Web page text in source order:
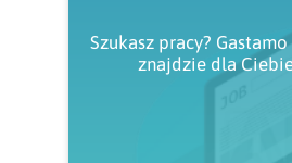
Szukasz pracy? Gastamo
znajdzie dla